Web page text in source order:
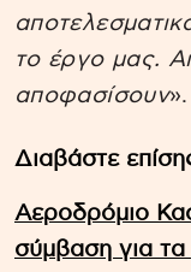
το έργο μας.
αποφασίσουν».
Διαβάστε
Αεροδρόμιο
σύμβαση για